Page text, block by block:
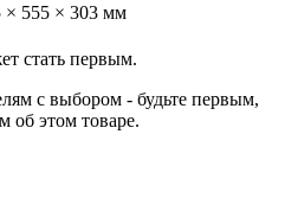
× 555 × 303 мм
стать первым.
с выбором - будьте первым,
об этом товаре.